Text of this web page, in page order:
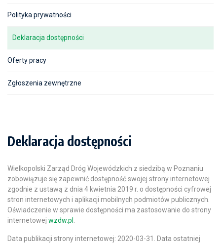
Polityka prywatności
Deklaracja dostępności
Oferty pracy
Zgłoszenia zewnętrzne
Deklaracja dostępności
Wielkopolski Zarząd Dróg Wojewódzkich z siedzibą w Poznaniu
zobowiązuje się zapewnić dostępność swojej strony internetowej
zgodnie z ustawą z dnia 4 kwietnia 2019 r. o dostępności cyfrowej
stron internetowych i aplikacji mobilnych podmiotów publicznych.
Oświadczenie w sprawie dostępności ma zastosowanie do strony
internetowej wzdw.pl
Data publikacji strony internetowej: 2020-03-31
. Data ostatniej